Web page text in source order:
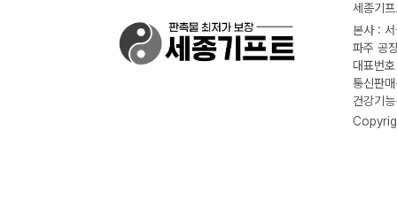
세종기
본사 :
파주 공
대표번
통신판
건강기